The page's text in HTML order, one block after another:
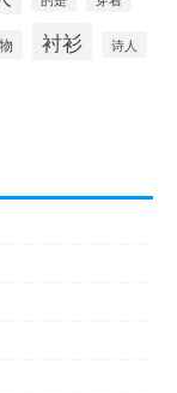
衬衫 诗人